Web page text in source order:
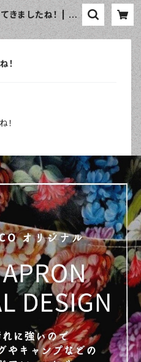
きましたね！ | お
通販のamorico
ートエプロン専門
！
！